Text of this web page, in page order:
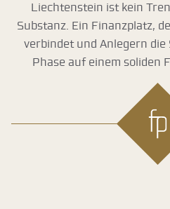
Liechtenstein ist kein
Substanz. Ein Finanzplatz,
verbindet und Anlegern
Phase auf einem soliden